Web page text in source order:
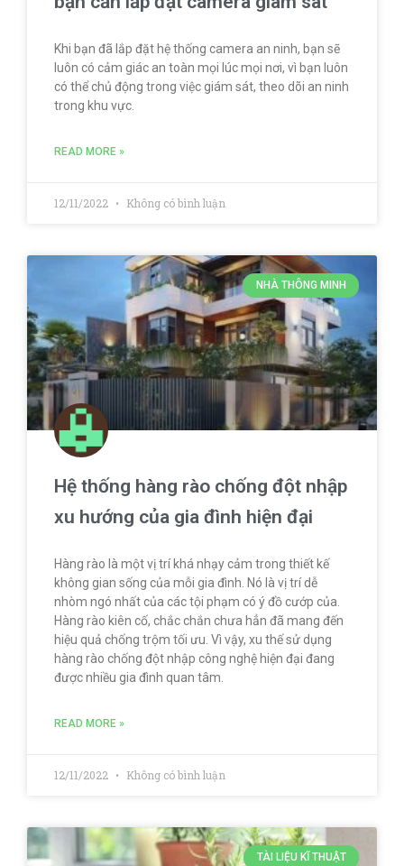
Khi bạn đã lắp đặt hệ thống camera an ninh, bạn sẽ
luôn có cảm giác an toàn mọi lúc mọi nơi, vì bạn luôn
có thể chủ động trong việc giám sát, theo dõi an ninh
trong khu vực.
READ MORE »
12/11/2022 Không có bình luận
NHÀ THÔNG MINH
Hệ thống hàng rào chống đột nhập
xu hướng của gia đình hiện đại
Hàng rào là một vị trí khá nhạy cảm trong thiết kế
không gian sống của mỗi gia đình. Nó là vị trí dễ
nhòm ngó nhất của các tội phạm có ý đồ cướp của.
Hàng rào kiên cố, chắc chắn chưa hẳn đã mang đến
hiệu quả chống trộm tối ưu. Vì vậy, xu thế sử dụng
hàng rào chống đột nhập công nghệ hiện đại đang
được nhiều gia đình quan tâm.
READ MORE »
12/11/2022 Không có bình luận
TÀI LIỆU KĨ THUẬT